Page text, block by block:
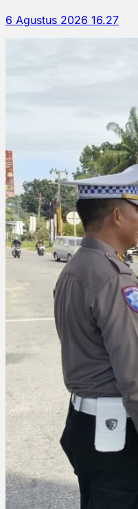
6 Agustus 2026 16.27